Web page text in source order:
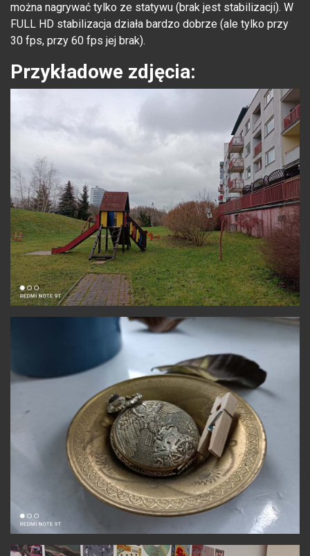
można nagrywać tylko ze statywu (brak jest stabilizacji). W
FULL HD stabilizacja działa bardzo dobrze (ale tylko przy
30 fps, przy 60 fps jej brak).
Przykładowe zdjęcia: